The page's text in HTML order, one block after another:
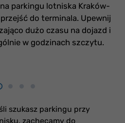
parkingu lotniska Kraków-
do terminala. Upewnij
dużo czasu na dojazd i
w godzinach szczytu.
szukasz parkingu przy
zachęcamy do